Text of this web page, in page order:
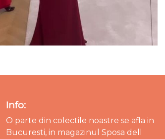
Info:
O parte din colectile noastre se afla in
Bucuresti, in magazinul Sposa dell